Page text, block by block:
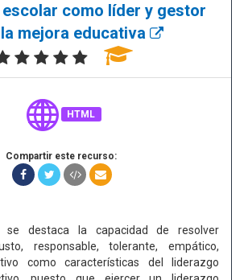
como líder y gestor
mejora educativa
HTML
Compartir este recurso:
se destaca la capacidad de resolver
responsable, tolerante, empático,
como características del liderazgo